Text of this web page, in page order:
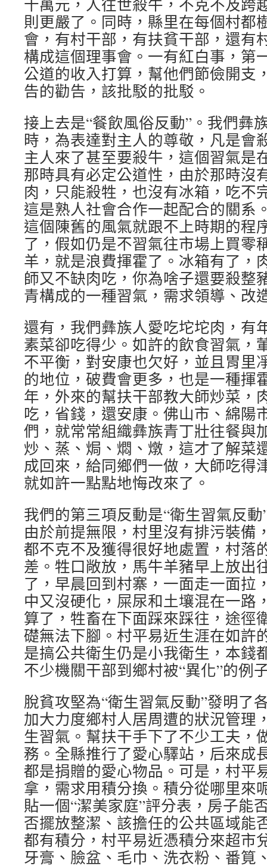
十萬元，人往世殺牛，不克不及跨
則更嚴了。同時，縣里在每個村都
會，有村干部，有扶貧干部，還有
構成這個理事會。一有紅白事，第
公道的收入打算，幫他們節儉開支
告的勸告，該批駁的批駁。
接上去是“餐飲風俗反動”。我們彝
時，為表達對主人的尊敬，凡是會
主人來了甚至要殺牛，這個習氣是
那時具有必定公道性，由於那時沒
肉，只能殺牲，也沒有冰箱，吃不
這是熟人社會合作一起配合的關系
這個陳舊的風氣就跟不上時期的程
了，假如仍是不習氣往市場上買零
羊，就是浪費揮霍了。冰箱有了，
師又不缺肉吃，你為啥子還要殺整
青構成的一種習氣，需求領導、改
還有，我們彝族人愛吃坨坨肉，有
素菜卻吃得少。如許的飲食習氣，
不平衡，對安康也欠好，並且胃里
的地位，破費會更多，也是一種揮
年，外來的幫扶干部教大師炒菜，
吃，省錢，還安康。佛山市、綿陽
們，就常常組織彝族青丁壯往餐與
炒、蒸、焗、燜、燉，這才了解菜
成回來，給同鄉們一做，大師吃得
就如許一點點地悔改來了。
我們的第三項反動是“衛生習氣反
由於前提無限，村里沒有排污裝備
都不克不及獲得很好地處置，村落
差。牲口敞放，馬牛羊豬早上放出
了，早晨回到村寨，一面走一面拉
中又沒硬化，屎尿和土壤混在一路
算了，牲畜在下面踩來踩往，途徑
礎無法下腳。村平易近生涯在如許
是搞公共衛生仍是小我衛生，本錢
不少機關干部到鄉村被“異化”的例
脫貧攻堅為“衛生習氣反動”發明了
加大力度鄉村人居周遭的狀況管理
生習氣。幫扶干手下了不少工夫，
務。全縣推行了愛心驛站，后來成
都是捐贈的愛心物品。可是，村平
拿，需求用積分換。積分從哪里來
貼一個“潔美家庭”評分表，房子能
否擺放整潔、該擔任的公共區域能
都有積分，村平易近憑積分來超市
牙膏、臉盆、毛巾、洗衣粉、番筧